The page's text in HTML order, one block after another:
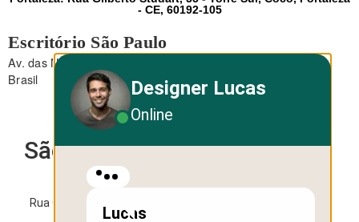
- CE, 60192-105
Escritório São Paulo
Av. das Nações Unidas, 12.495 - Brooklin - São Paulo - SP -
Brasil
São Paulo
Rua George Ohm, 230 - Torre B
Designer Lucas
Online
Lucas